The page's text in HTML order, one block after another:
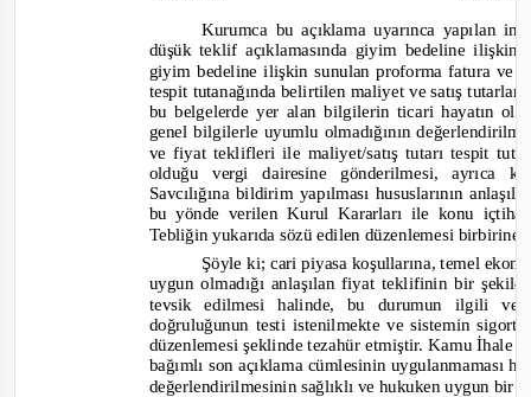
Kurumca bu açıklama uyarınca yapılan
düşük teklif açıklamasında giyim bedeline ilişkin
giyim bedeline ilişkin sunulan proforma fatura ve
tespit tutanağında belirtilen maliyet ve satış
bu belgelerde yer alanbilgilerin ticari hayatın
genel bilgilerle uyumlu olmadığının
ve fiyat teklifleri ile maliyet/satış tutarı tespit
olduğu vergi dairesine gönderilmesi, ayrıca
Savcılığına bildirim yapılması hususlarının
bu yönde verilen Kurul Kararları ile konu
Tebliğin yukarıda sözü edilen düzenlemesi birbirine
Şöyle ki; cari piyasa koşullarına, temel
uygun olmadığı anlaşılan fiyat teklifinin bir
tevsik edilmesi halinde, bu durumun ilgili
doğruluğunun testi istenilmekte ve sistemin
düzenlemesi şeklinde tezahür etmiştir. Kamu
bağımlı son açıklama cümlesinin uygulanmaması
değerlendirilmesinin sağlıklı ve hukuken uygun bir